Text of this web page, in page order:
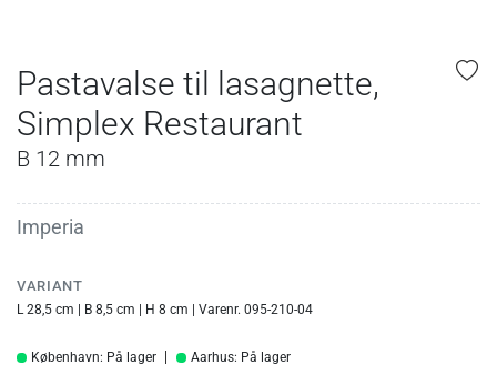
Pastavalse til lasagnette,
Simplex Restaurant
B 12 mm
Imperia
VARIANT
L 28,5 cm | B 8,5 cm | H 8 cm | Varenr. 095-210-04
København: På lager Aarhus: På lager